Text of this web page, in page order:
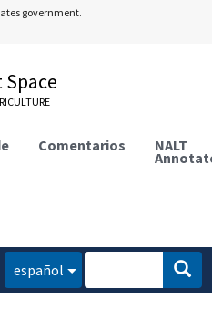
government.
Space
Comentarios NALT
español